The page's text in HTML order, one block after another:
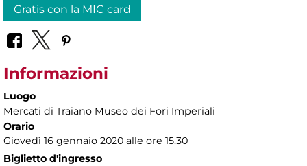
Gratis con la MIC card
Informazioni
Luogo
Mercati di Traiano Museo dei Fori Imperiali
Orario
Giovedì 16 gennaio 2020 alle ore 15.30
Biglietto d'ingresso